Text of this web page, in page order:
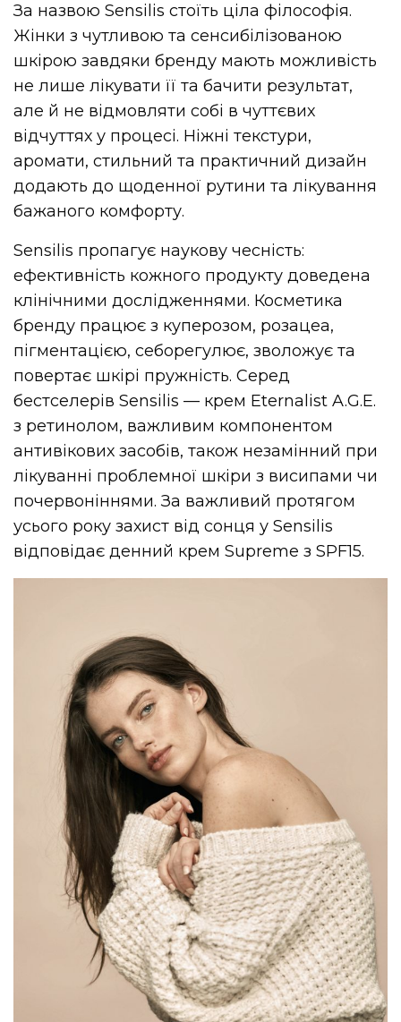
За назвою Sensilis стоїть ціла філософія.
Жінки з чутливою та сенсибілізованою
шкірою завдяки бренду мають можливість
не лише лікувати її та бачити результат,
але й не відмовляти собі в чуттєвих
відчуттях у процесі. Ніжні текстури,
аромати, стильний та практичний дизайн
додають до щоденної рутини та лікування
бажаного комфорту.
Sensilis пропагує наукову чесність:
ефективність кожного продукту доведена
клінічними дослідженнями. Косметика
бренду працює з куперозом, розацеа,
пігментацією, себорегулює, зволожує та
повертає шкірі пружність. Серед
бестселерів Sensilis — крем Eternalist A.G.E.
з ретинолом, важливим компонентом
антивікових засобів, також незамінний при
лікуванні проблемної шкіри з висипами чи
почервоніннями. За важливий протягом
усього року захист від сонця у Sensilis
відповідає денний крем Supreme з SPF15.